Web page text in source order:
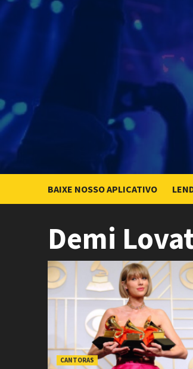
Skip
BAIXE NOSSO APLICATIVO
Demi
CANTORAS